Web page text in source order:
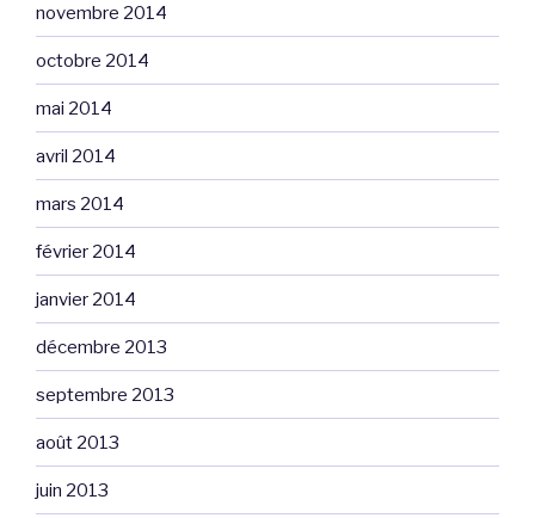
novembre 2014
octobre 2014
mai 2014
avril 2014
mars 2014
février 2014
janvier 2014
décembre 2013
septembre 2013
août 2013
juin 2013